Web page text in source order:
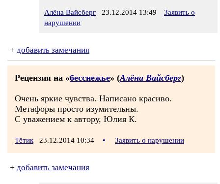
Алёна Вайсберг 23.12.2014 13:49
Заявить о
нарушении
+ добавить замечания
Рецензия на «бесснежье» (Алёна Вайсберг)
Очень яркие чувства. Написано красиво.
Метафоры просто изумительны.
С уважением к автору, Юлия К.
Тётик 23.12.2014 10:34 • Заявить о нарушении
+ добавить замечания